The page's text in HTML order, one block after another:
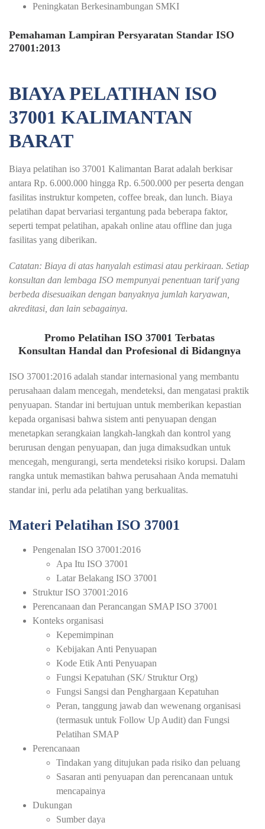
Peningkatan Berkesinambungan SMKI
Pemahaman Lampiran Persyaratan Standar ISO
27001:2013
BIAYA PELATIHAN ISO
37001 KALIMANTAN
BARAT
Biaya pelatihan iso 37001 Kalimantan Barat adalah berkisar
antara Rp. 6.000.000 hingga Rp. 6.500.000 per peserta dengan
fasilitas instruktur kompeten, coffee break, dan lunch. Biaya
pelatihan dapat bervariasi tergantung pada beberapa faktor,
seperti tempat pelatihan, apakah online atau offline dan juga
fasilitas yang diberikan.
Catatan: Biaya di atas hanyalah estimasi atau perkiraan. Setiap
konsultan dan lembaga ISO mempunyai penentuan tarif yang
berbeda disesuaikan dengan banyaknya jumlah karyawan,
akreditasi, dan lain sebagainya.
Promo Pelatihan ISO 37001 Terbatas
Konsultan Handal dan Profesional di Bidangnya
ISO 37001:2016 adalah standar internasional yang membantu
perusahaan dalam mencegah, mendeteksi, dan mengatasi praktik
penyuapan. Standar ini bertujuan untuk memberikan kepastian
kepada organisasi bahwa sistem anti penyuapan dengan
menetapkan serangkaian langkah-langkah dan kontrol yang
berurusan dengan penyuapan, dan juga dimaksudkan untuk
mencegah, mengurangi, serta mendeteksi risiko korupsi. Dalam
rangka untuk memastikan bahwa perusahaan Anda mematuhi
standar ini, perlu ada pelatihan yang berkualitas.
Materi Pelatihan ISO 37001
Pengenalan ISO 37001:2016
Apa Itu ISO 37001
Latar Belakang ISO 37001
Struktur ISO 37001:2016
Perencanaan dan Perancangan SMAP ISO 37001
Konteks organisasi
Kepemimpinan
Kebijakan Anti Penyuapan
Kode Etik Anti Penyuapan
Fungsi Kepatuhan (SK/ Struktur Org)
Fungsi Sangsi dan Penghargaan Kepatuhan
Peran, tanggung jawab dan wewenang organisasi
(termasuk untuk Follow Up Audit) dan Fungsi
Pelatihan SMAP
Perencanaan
Tindakan yang ditujukan pada risiko dan peluang
Sasaran anti penyuapan dan perencanaan untuk
mencapainya
Dukungan
Sumber daya